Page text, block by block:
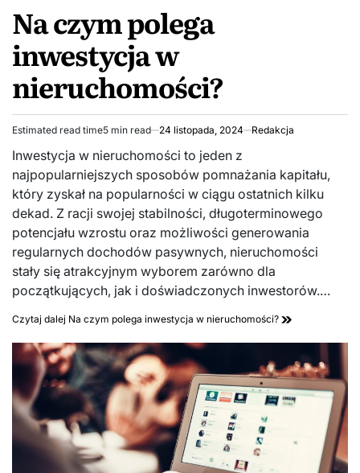
Na czym polega
inwestycja w
nieruchomości?
Estimated read time5 min read 24 listopada, 2024 Redakcja
Inwestycja w nieruchomości to jeden z
najpopularniejszych sposobów pomnażania kapitału,
który zyskał na popularności w ciągu ostatnich kilku
dekad. Z racji swojej stabilności, długoterminowego
potencjału wzrostu oraz możliwości generowania
regularnych dochodów pasywnych, nieruchomości
stały się atrakcyjnym wyborem zarówno dla
początkujących, jak i doświadczonych inwestorów.…
Czytaj dalej Na czym polega inwestycja w nieruchomości?